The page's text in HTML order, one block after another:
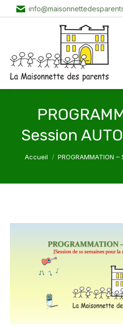
Session
Vous êtes ici :
Accueil PROGRAMMATION